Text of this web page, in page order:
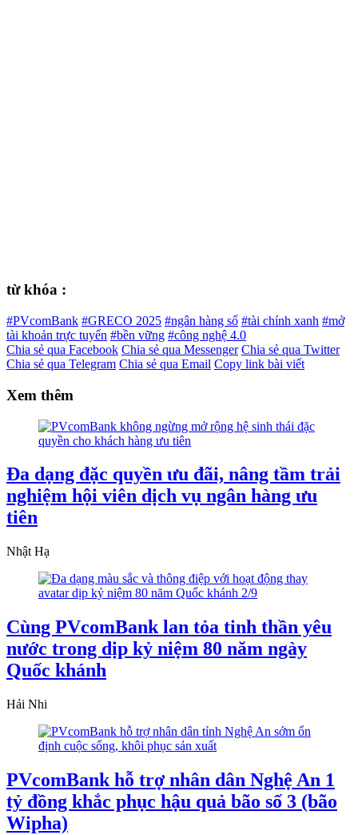
từ khóa :
#PVcomBank #GRECO 2025 #ngân hàng số #tài chính xanh #mở
tài khoản trực tuyến #bền vững #công nghệ 4.0
Chia sẻ qua Facebook Chia sẻ qua Messenger Chia sẻ qua Twitter
Chia sẻ qua Telegram Chia sẻ qua Email Copy link bài viết
Xem thêm
Đa dạng đặc quyền ưu đãi, nâng tầm trải
nghiệm hội viên dịch vụ ngân hàng ưu
tiên
Nhật Hạ
Cùng PVcomBank lan tỏa tinh thần yêu
nước trong dịp kỷ niệm 80 năm ngày
Quốc khánh
Hải Nhi
PVcomBank hỗ trợ nhân dân Nghệ An 1
tỷ đồng khắc phục hậu quả bão số 3 (bão
Wipha)